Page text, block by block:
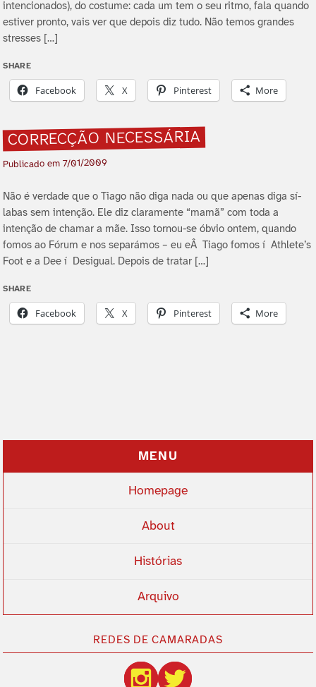
intencionados), do costume: cada um tem o seu ritmo, fala quando
estiver pronto, vais ver que depois diz tudo. Não temos grandes
stresses […]
SHARE
Facebook X Pinterest More
CORRECÇÃO NECESSÁRIA
Publicado em7/01/2009
Não é verdade que o Tiago não diga nada ou que apenas diga sí­
labas sem intenção. Ele diz claramente “mamã” com toda a
intenção de chamar a mãe. Isso tornou-se óbvio ontem, quando
fomos ao Fórum e nos separámos – eu eÂ Tiago fomos í Athlete’s
Foot e a Dee í Desigual. Depois de tratar […]
SHARE
Facebook X Pinterest More
MENU
Homepage
About
Histórias
Arquivo
REDES DE CAMARADAS